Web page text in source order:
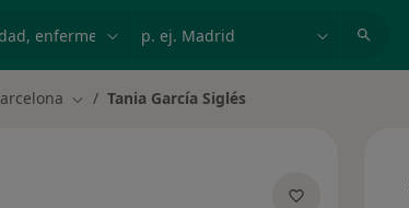
Cambiar de ciudad
Tania García Siglés